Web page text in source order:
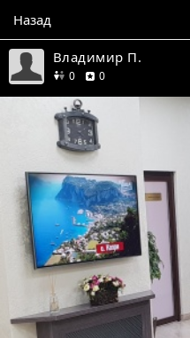
Назад
Владимир П.
0друзей
0отзывов